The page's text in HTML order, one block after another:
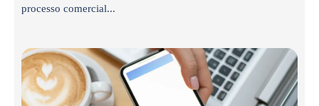
processo comercial...